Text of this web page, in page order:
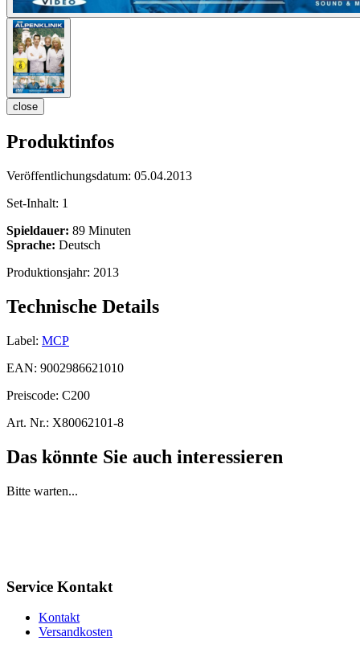
close
Produktinfos
Veröffentlichungsdatum: 05.04.2013
Set-Inhalt: 1
Spieldauer: 89 Minuten
Sprache: Deutsch
Produktionsjahr: 2013
Technische Details
Label: MCP
EAN: 9002986621010
Preiscode: C200
Art. Nr.: X80062101-8
Das könnte Sie auch interessieren
Bitte warten...
Service Kontakt
Kontakt
Versandkosten